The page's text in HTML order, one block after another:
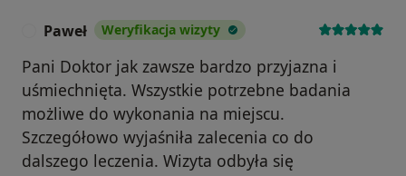
Paweł Weryfikacja wizyty
Pani Doktor jak zawsze bardzo przyjazna i
uśmiechnięta. Wszystkie potrzebne badania
możliwe do wykonania na miejscu.
Szczegółowo wyjaśniła zalecenia co do
dalszego leczenia. Wizyta odbyła się